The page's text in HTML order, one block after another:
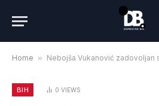
Home » Nebojša Vukanović zadovoljan sastankom na Kupresu: Postignut
BIH 0 VIEWS